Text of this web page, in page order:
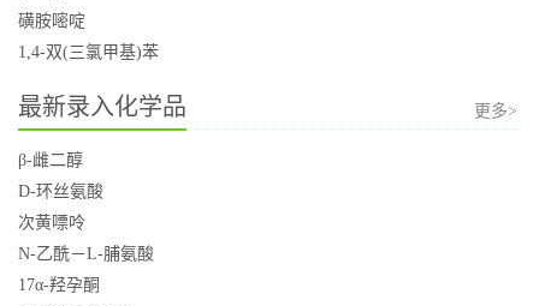
磺胺嘧啶
1,4-双(三氯甲基)苯
最新录入化学品 更多>
β-雌二醇
D-环丝氨酸
次黄嘌呤
N-乙酰－L-脯氨酸
17α-羟孕酮